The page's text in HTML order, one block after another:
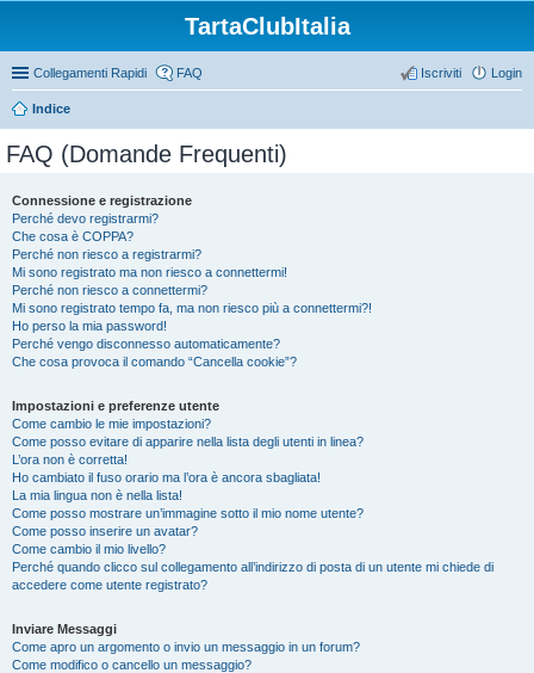
TartaClubItalia
Collegamenti Rapidi FAQ Login
Iscriviti
Indice
FAQ (Domande Frequenti)
Connessione e registrazione
Perché devo registrarmi?
Che cosa è COPPA?
Perché non riesco a registrarmi?
Mi sono registrato ma non riesco a connettermi!
Perché non riesco a connettermi?
Mi sono registrato tempo fa, ma non riesco più a connettermi?!
Ho perso la mia password!
Perché vengo disconnesso automaticamente?
Che cosa provoca il comando “Cancella cookie”?
Impostazioni e preferenze utente
Come cambio le mie impostazioni?
Come posso evitare di apparire nella lista degli utenti in linea?
L’ora non è corretta!
Ho cambiato il fuso orario ma l’ora è ancora sbagliata!
La mia lingua non è nella lista!
Come posso mostrare un’immagine sotto il mio nome utente?
Come posso inserire un avatar?
Come cambio il mio livello?
Perché quando clicco sul collegamento all’indirizzo di posta di un utente mi chiede di
accedere come utente registrato?
Inviare Messaggi
Come apro un argomento o invio un messaggio in un forum?
Come modifico o cancello un messaggio?